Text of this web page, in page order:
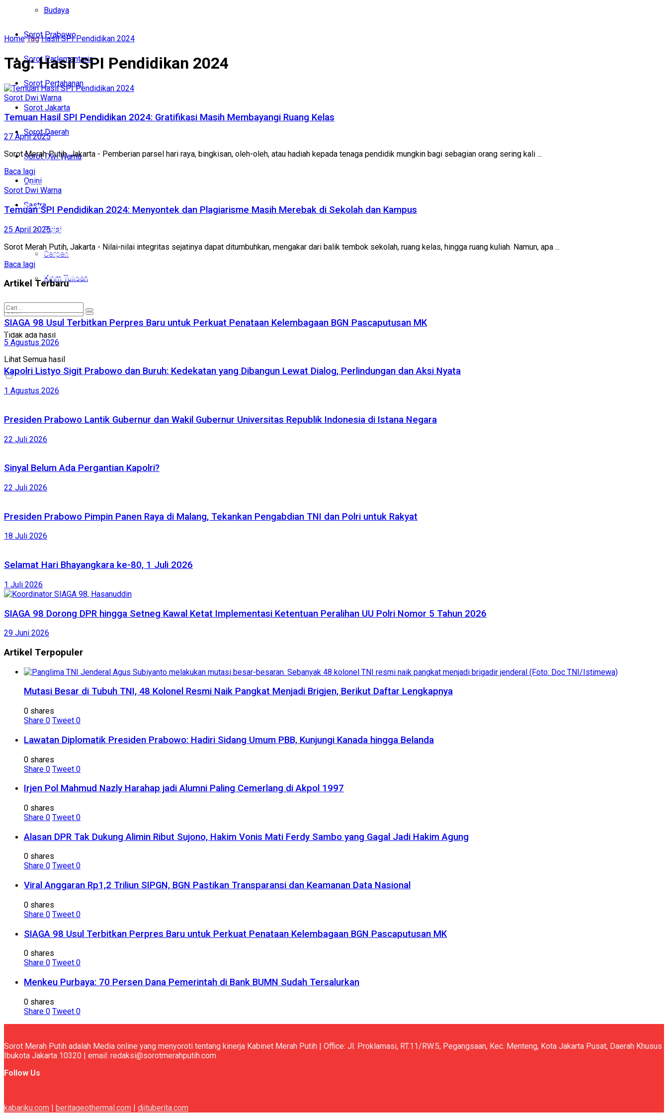
Budaya
Sorot Prabowo
Sorot Parlementaria
Sorot Pertahanan
Sorot Jakarta
Sorot Daerah
Sorot Dwi Warna
Opini
Sastra
Puisi
Cerpen
Kirim Tulisan
Tidak ada hasil
Lihat Semua hasil
Sorot Parlementaria
Sorot Pertahanan
Sorot Jakarta
Sorot Daerah
Sorot Dwi Warna
Opini
Sastra
Puisi
Cerpen
Kirim Tulisan
Tidak ada hasil
Home Tag Hasil SPI Pendidikan 2024
Tag:Hasil SPI Pendidikan 2024
Sorot Dwi Warna
Temuan Hasil SPI Pendidikan 2024: Gratifikasi Masih Membayangi Ruang Kelas
27 April 2025
Sorot Merah Putih, Jakarta - Pemberian parsel hari raya, bingkisan, oleh-oleh, atau hadiah kepada tenaga pendidik mungkin bagi sebagian orang sering kali ...
Baca lagi
Sorot Dwi Warna
Temuan SPI Pendidikan 2024: Menyontek dan Plagiarisme Masih Merebak di Sekolah dan Kampus
25 April 2025
Sorot Merah Putih, Jakarta - Nilai-nilai integritas sejatinya dapat ditumbuhkan, mengakar dari balik tembok sekolah, ruang kelas, hingga ruang kuliah. Namun, apa ...
Baca lagi
Artikel Terbaru
SIAGA 98 Usul Terbitkan Perpres Baru untuk Perkuat Penataan Kelembagaan BGN Pascaputusan MK
5 Agustus 2026
Kapolri Listyo Sigit Prabowo dan Buruh: Kedekatan yang Dibangun Lewat Dialog, Perlindungan dan Aksi Nyata
1 Agustus 2026
Presiden Prabowo Lantik Gubernur dan Wakil Gubernur Universitas Republik Indonesia di Istana Negara
22 Juli 2026
Sinyal Belum Ada Pergantian Kapolri?
22 Juli 2026
Presiden Prabowo Pimpin Panen Raya di Malang, Tekankan Pengabdian TNI dan Polri untuk Rakyat
18 Juli 2026
Selamat Hari Bhayangkara ke-80, 1 Juli 2026
1 Juli 2026
SIAGA 98 Dorong DPR hingga Setneg Kawal Ketat Implementasi Ketentuan Peralihan UU Polri Nomor 5 Tahun 2026
29 Juni 2026
Artikel Terpopuler
Mutasi Besar di Tubuh TNI, 48 Kolonel Resmi Naik Pangkat Menjadi Brigjen, Berikut Daftar Lengkapnya
0 shares
Share 0 Tweet 0
Lawatan Diplomatik Presiden Prabowo: Hadiri Sidang Umum PBB, Kunjungi Kanada hingga Belanda
0 shares
Share 0 Tweet 0
Irjen Pol Mahmud Nazly Harahap jadi Alumni Paling Cemerlang di Akpol 1997
0 shares
Share 0 Tweet 0
Alasan DPR Tak Dukung Alimin Ribut Sujono, Hakim Vonis Mati Ferdy Sambo yang Gagal Jadi Hakim Agung
0 shares
Share 0 Tweet 0
Viral Anggaran Rp1,2 Triliun SIPGN, BGN Pastikan Transparansi dan Keamanan Data Nasional
0 shares
Share 0 Tweet 0
SIAGA 98 Usul Terbitkan Perpres Baru untuk Perkuat Penataan Kelembagaan BGN Pascaputusan MK
0 shares
Share 0 Tweet 0
Menkeu Purbaya: 70 Persen Dana Pemerintah di Bank BUMN Sudah Tersalurkan
0 shares
Share 0 Tweet 0
Sorot Merah Putih adalah Media online yang menyoroti tentang kinerja Kabinet Merah Putih | Office: Jl. Proklamasi, RT.11/RW.5, Pegangsaan, Kec. Menteng, Kota Jakarta Pusat, Daerah Khusus
Ibukota Jakarta 10320 | email: redaksi@sorotmerahputih.com
Follow Us
kabariku.com | beritageothermal.com | djituberita.com